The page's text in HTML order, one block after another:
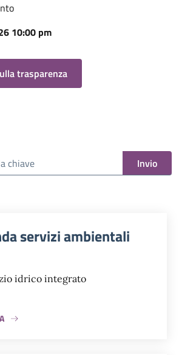
10:00 pm
trasparenza
Invio
servizi ambientali
idrico integrato